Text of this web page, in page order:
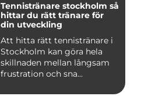
Tennistränare stockholm så
hittar du rätt tränare för
din utveckling
Att hitta rätt tennistränare i
Stockholm kan göra hela
skillnaden mellan långsam
frustration och sna...